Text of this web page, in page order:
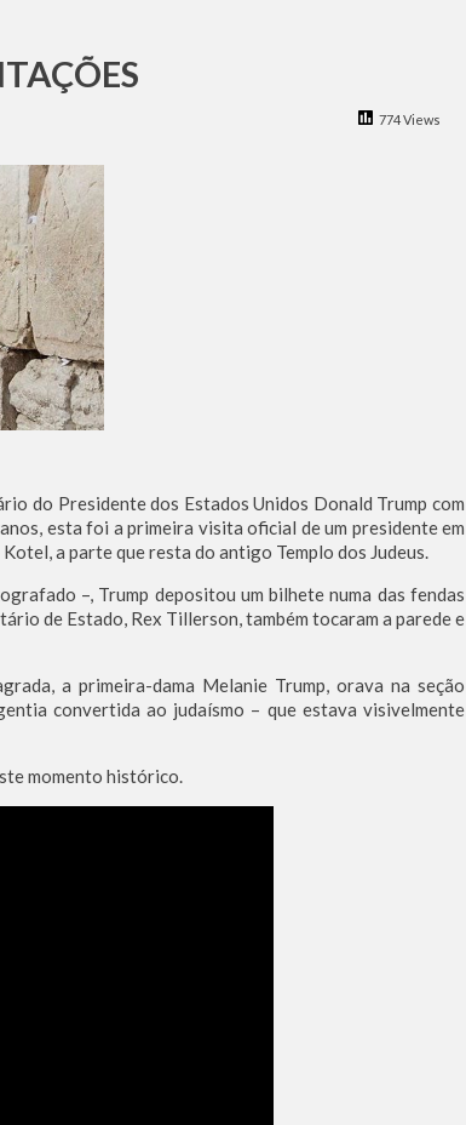
de Notícias
por um judeu
de Israel se preparam para embarcar rumo à Venezuela
774 Views
do Presidente dos Estados Unidos Donald Trump com
esta foi a primeira visita oficial de um presidente em
a parte que resta do antigo Templo dos Judeus.
–, Trump depositou um bilhete numa das fendas
de Estado, Rex Tillerson, também tocaram a parede e
a primeira-dama Melanie Trump, orava na seção
convertida ao judaísmo – que estava visivelmente
momento histórico.